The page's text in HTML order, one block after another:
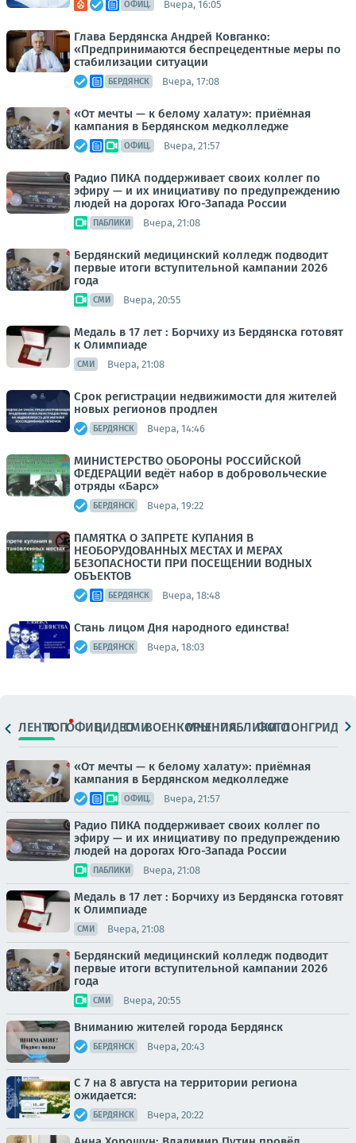
ОФИЦ. Вчера, 16:05
Глава Бердянска Андрей Ковганко:
«Предпринимаются беспрецедентные меры по
стабилизации ситуации
БЕРДЯНСК Вчера, 17:08
«От мечты — к белому халату»: приёмная
кампания в Бердянском медколледже
ОФИЦ. Вчера, 21:57
Радио ПИКА поддерживает своих коллег по
эфиру — и их инициативу по предупреждению
людей на дорогах Юго-Запада России
ПАБЛИКИ Вчера, 21:08
Бердянский медицинский колледж подводит
первые итоги вступительной кампании 2026
года
СМИ Вчера, 20:55
Медаль в 17 лет : Борчиху из Бердянска готовят
к Олимпиаде
СМИ Вчера, 21:08
Срок регистрации недвижимости для жителей
новых регионов продлен
БЕРДЯНСК Вчера, 14:46
МИНИСТЕРСТВО ОБОРОНЫ РОССИЙСКОЙ
ФЕДЕРАЦИИ ведёт набор в добровольческие
отряды «Барс»
БЕРДЯНСК Вчера, 19:22
ПАМЯТКА О ЗАПРЕТЕ КУПАНИЯ В
НЕОБОРУДОВАННЫХ МЕСТАХ И МЕРАХ
БЕЗОПАСНОСТИ ПРИ ПОСЕЩЕНИИ ВОДНЫХ
ОБЪЕКТОВ
БЕРДЯНСК Вчера, 18:48
Стань лицом Дня народного единства!
БЕРДЯНСК Вчера, 18:03
ЛЕНТАТОПОФИЦ.ВИДЕОСМИВОЕНКОРЫМНЕНИЯПАБЛИКИ
ФОТОЛОНГРИДЫ
«От мечты — к белому халату»: приёмная
кампания в Бердянском медколледже
ОФИЦ. Вчера, 21:57
Радио ПИКА поддерживает своих коллег по
эфиру — и их инициативу по предупреждению
людей на дорогах Юго-Запада России
ПАБЛИКИ Вчера, 21:08
Медаль в 17 лет : Борчиху из Бердянска готовят
к Олимпиаде
СМИ Вчера, 21:08
Бердянский медицинский колледж подводит
первые итоги вступительной кампании 2026
года
СМИ Вчера, 20:55
Вниманию жителей города Бердянск
БЕРДЯНСК Вчера, 20:43
С 7 на 8 августа на территории региона
ожидается:
БЕРДЯНСК Вчера, 20:22